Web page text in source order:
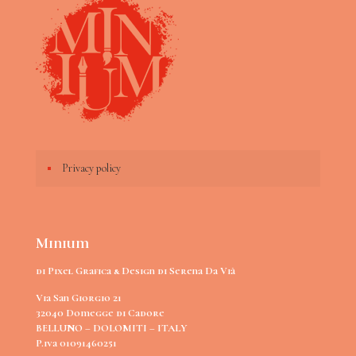
Privacy policy
Minium
di Pixel Grafica & Design di Serena Da Vià
Via San Giorgio 21
32040 Domegge di Cadore
BELLUNO – DOLOMITI – ITALY
P.iva 01091460251